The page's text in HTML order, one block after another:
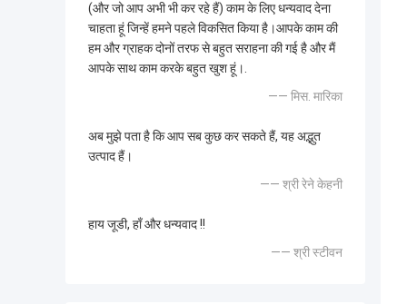
(और जो आप अभी भी कर रहे हैं) काम के लिए धन्यवाद देना
चाहता हूं जिन्हें हमने पहले विकसित किया है।आपके काम की
हम और ग्राहक दोनों तरफ से बहुत सराहना की गई है और मैं
आपके साथ काम करके बहुत खुश हूं।.
—— मिस. मारिका
अब मुझे पता है कि आप सब कुछ कर सकते हैं, यह अद्भुत
उत्पाद हैं।
—— श्री रेने केहनी
हाय जूडी, हाँ और धन्यवाद !!
—— श्री स्टीवन